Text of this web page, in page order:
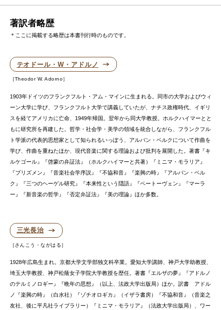
著訳者略歴
＊ここに掲載する略歴は本書刊行時のものです。
テオドール・W・アドルノ
Theodor W. Adorno
1903年ドイツのフランクフルト・アム・マインに生まれる。同市の大学およびウィ
ーン大学に学び、フランクフルト大学で講義していたが、ナチス政権時代、イギリ
スを経てアメリカに亡命、1949年帰国。翌年から同大学教授。ホルクハイマーとと
もに研究所を再建した。哲学・社会学・美学の領域を統合しながら、フランクフル
ト学派の代表的思想家として知られるいっぽう、アルバン・ベルクについて作曲を
学び、作曲を重ねたほか、現代音楽に関する理論および批判を展開した。著書『キ
ルケゴール』『啓蒙の弁証法』（ホルクハイマーと共著）『ミニマ・モラリア』
『プリズメン』『音楽社会学序説』『不協和音』『楽興の時』『アルバン・ベル
ク』『三つのヘーゲル研究』『本来性という隠語』『ベートーヴェン』『マーラ
ー』『新音楽の哲学』『否定弁証法』『美の理論』ほか多数。
三光長治
さんこう・ながはる
1928年広島生まれ。京都大学文学部独文科卒業。愛知大学講師、神戸大学助教授、
埼玉大学教授、神戸松蔭女子学院大学教授を歴任。著書『エルザの夢』『アドルノ
のテルミノロギー』『晩年の思想』（以上、法政大学出版局）ほか。訳書 アドル
ノ『楽興の時』（白水社）『ゾチオロギカ』（イザラ書房）『不協和音』（音楽之
友社、後に平凡社ライブラリー）『ミニマ・モラリア』（法政大学出版局）、ワー